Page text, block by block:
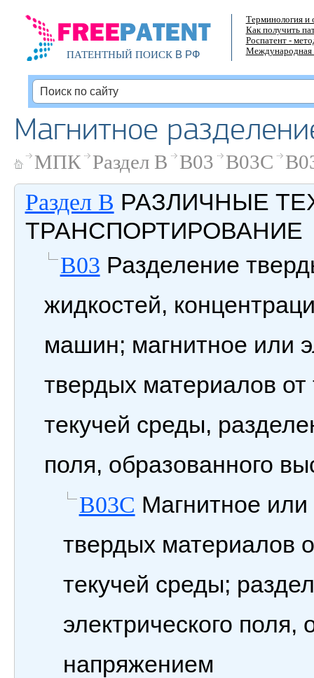
ПАТЕНТНЫЙ ПОИСКВ РФ
Терминология и
Как получить
Роспатент -
Международная
Магнитное
МПК Раздел B B03 B03C
Раздел B РАЗЛИЧНЫЕ
ТРАНСПОРТИРОВАНИЕ
B03 Разделение
жидкостей,
машин; магнитное или
твердых материалов
текучей среды,
поля, образованного
B03C Магнитное или
твердых материалов
текучей среды;
электрического
напряжением